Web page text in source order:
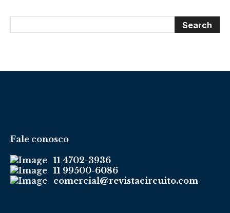
Fale conosco
11 4702-3936
11 99500-6086
comercial@revistacircuito.com